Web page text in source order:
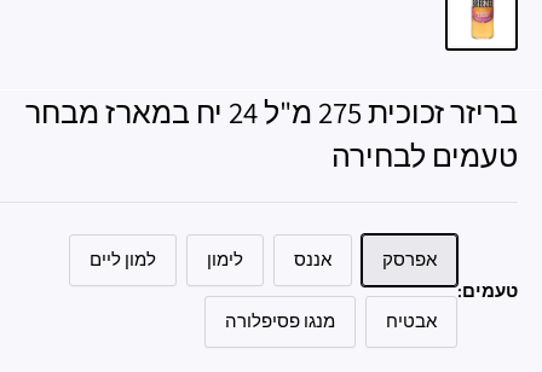
בריזר זכוכית 275 מ"ל 24 יח במארז מבחר
טעמים לבחירה
טעמים:
אפרסק אננס לימון למון ליים
אבטיח מנגו פסיפלורה